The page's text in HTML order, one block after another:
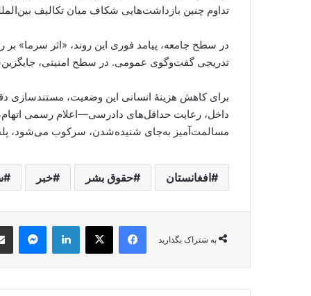
تداوم چنین بازداشت‌هایی شکاف میان تکالیف
در سطح جامعه، پیامد فوری این روند، «اثر سرما»
تدریجی گفت‌وگوی عمومی. در سطح امنیتی،
برای کاهش هزینهٔ انسانی این وضعیت، مستندسازی
داخل، رعایت حداقل‌های دادرسی—اعلام رسمی
مسالمت‌آمیز به‌جای شنیده‌شدن، سرکوب می‌شود،
افغانستان حقوق بشر خبر
به شتراک بگذارید
Facebook
X
LinkedIn